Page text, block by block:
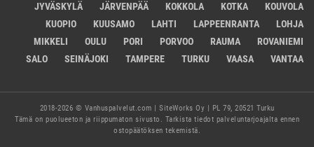
JYVÄSKYLÄ
JÄRVENPÄÄ KOKKOLA KOTKA
KOUVOLA
KUOPIO
KUUSAMO LAHTI LAPPEENRANTA
LOHJA
MIKKELI
OULU PORI PORVOO RAUMA
ROVANIEMI
SALO
SEINÄJOKI TAMPERE TURKU VAASA VANTAA
2018-2026 © Vanhuspalvelut.com | SiteWorks Oy | PL 79, 20521 Turku
Tämä on puolueeton ja riippumaton sivusto. Tarkista tiedot palveluntarjoajalta ennen
ostopäätöksen tekemistä.